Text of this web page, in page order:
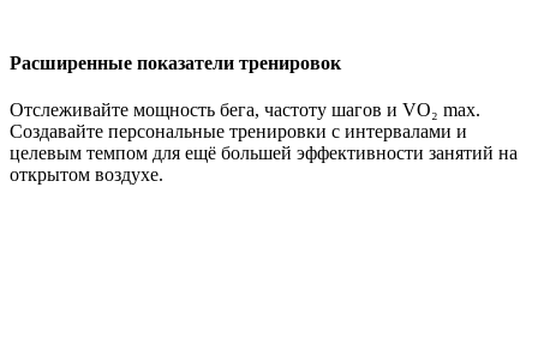
Расширенные показатели тренировок
Отслеживайте мощность бега, частоту шагов и VO₂ max.
Создавайте персональные тренировки с интервалами и
целевым темпом для ещё большей эффективности занятий на
открытом воздухе.